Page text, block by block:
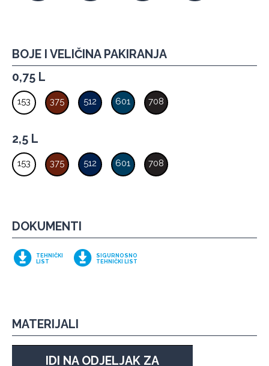
BOJE I VELIČINA PAKIRANJA
0,75 L
153 375 512 601 708
2,5 L
153 375 512 601 708
DOKUMENTI
TEHNIČKI
LIST
SIGURNOSNO
TEHNIČKI LIST
MATERIJALI
IDI NA ODJELJAK ZA